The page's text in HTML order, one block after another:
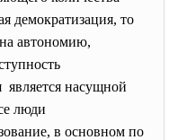
демократизация, то
автономию,
является насущной
люди
в основном по